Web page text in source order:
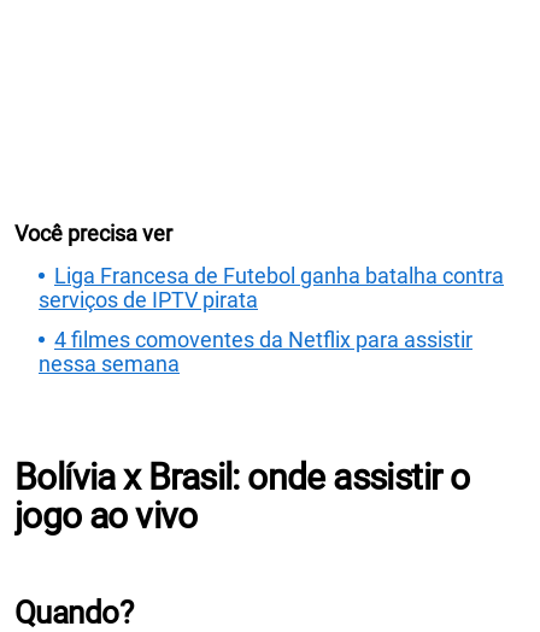
Você precisa ver
Liga Francesa de Futebol ganha batalha contra
serviços de IPTV pirata
4 filmes comoventes da Netflix para assistir
nessa semana
Bolívia x Brasil: onde assistir o
jogo ao vivo
Quando?